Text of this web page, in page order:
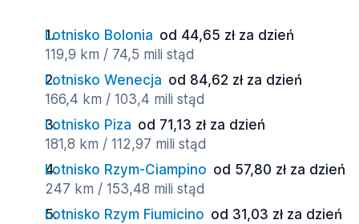
Lotnisko Bolonia od 44,65 zł za dzień
119,9 km / 74,5 mili stąd
Lotnisko Wenecja od 84,62 zł za dzień
166,4 km / 103,4 mili stąd
Lotnisko Piza od 71,13 zł za dzień
181,8 km / 112,97 mili stąd
Lotnisko Rzym-Ciampino od 57,80 zł za dzień
247 km / 153,48 mili stąd
Lotnisko Rzym Fiumicino od 31,03 zł za dzień